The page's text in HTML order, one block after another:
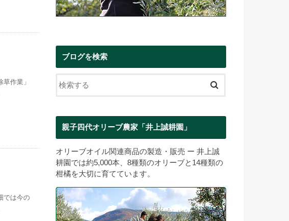
作業」
では今の
ブログを検索
親子四代オリーブ農家「井上誠耕園」
オリーブオイル関連商品の製造・販売 ー 井上誠
耕園では約5,000本、8種類のオリーブと14種類の
柑橘を大切に育てています。